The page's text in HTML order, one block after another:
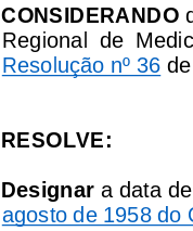
CONSIDERANDO
Regional  de
Resolução nº 36
RESOLVE:
Designar a data
agosto de 1958 do